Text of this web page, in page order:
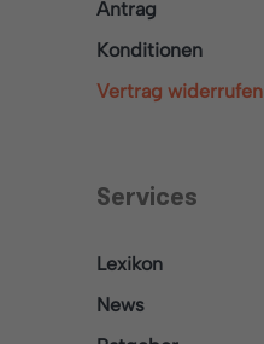
Antrag
Konditionen
Vertrag widerrufen
Services
Lexikon
News